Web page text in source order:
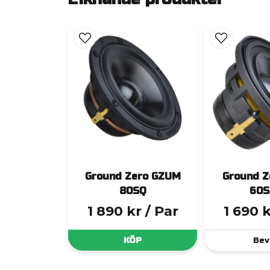
Ground Zero GZUM
80SQ
1 890 kr / Par
KÖP
Ground
1 690